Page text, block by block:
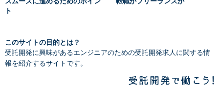
ト
このサイトの目的とは？
受託開発に興味があるエンジニアのための受託開発求人に関する情
報を紹介するサイトです。